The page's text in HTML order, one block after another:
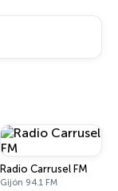
Radio Carrusel FM
Gijón 94.1 FM